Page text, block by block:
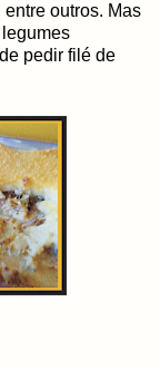
outros. Mas
pedir filé de